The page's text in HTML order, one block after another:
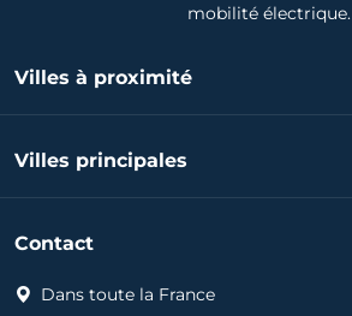
mobilité électrique.
Villes à proximité
Installateur borne de recharge Bayonne
Installateur borne de recharge Ondres
Installateur borne de recharge Biarritz
Villes principales
Installateur borne de recharge Bayonne
Contact
Dans toute la France